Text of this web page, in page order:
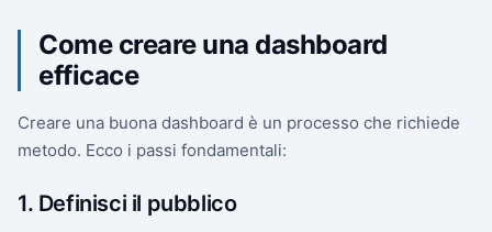
Come creare una dashboard
efficace
Creare una buona dashboard è un processo che richiede
metodo. Ecco i passi fondamentali:
1. Definisci il pubblico